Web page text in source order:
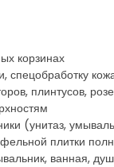
корзинах
спецобработку
плинтусов,
(унитаз,
плитки
ванная,